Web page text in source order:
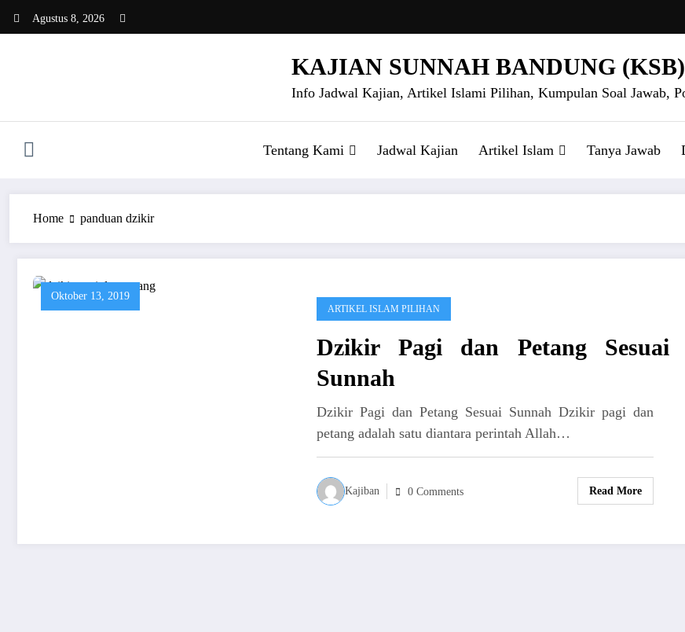
Agustus 8, 2026
KAJIAN SUNNAH BANDUNG (KSB)
Info Jadwal Kajian, Artikel Islami Pilihan, Kumpulan Soal Jawab,
Tentang Kami Jadwal Kajian Artikel Islam Tanya Jawab
Home panduan dzikir
Oktober 13, 2019
ARTIKEL ISLAM PILIHAN
Dzikir Pagi dan Petang Sesuai
Sunnah
Dzikir Pagi dan Petang Sesuai Sunnah Dzikir pagi dan
petang adalah satu diantara perintah Allah…
Kajiban 0 Comments Read More